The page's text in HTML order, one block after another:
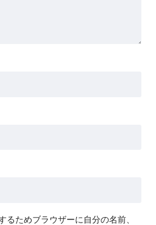
るためブラウザーに自分の名前、